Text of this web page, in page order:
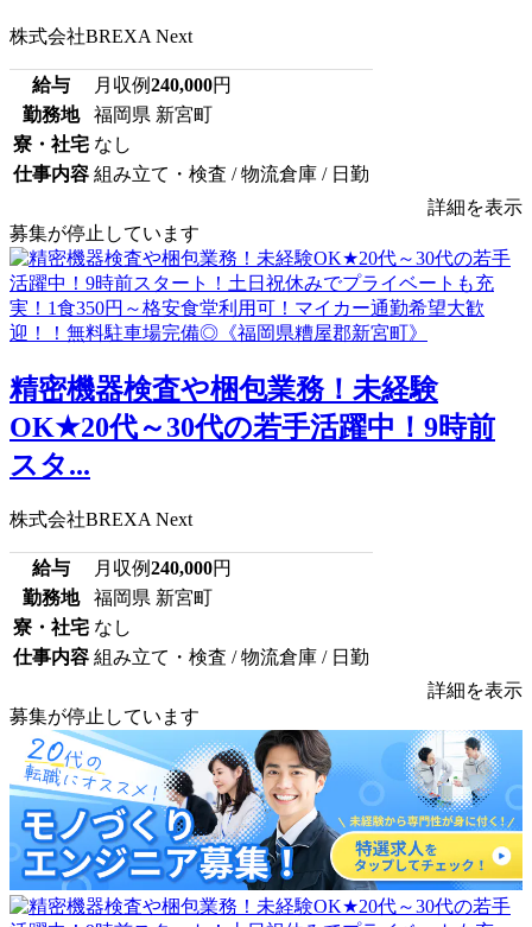
株式会社BREXA Next
給与 月収例240,000円
勤務地
福岡県 新宮町
寮・社宅 なし
仕事内容 組み立て・検査 / 物流倉庫 / 日勤
詳細を表示
募集が停止しています
精密機器検査や梱包業務！未経験
OK★20代～30代の若手活躍中！9時前
スタ...
株式会社BREXA Next
給与 月収例240,000円
勤務地
福岡県 新宮町
寮・社宅 なし
仕事内容 組み立て・検査 / 物流倉庫 / 日勤
詳細を表示
募集が停止しています